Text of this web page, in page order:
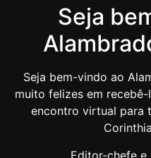
Seja
Seja bem-vindo ao
muito felizes em
encontro virtual para
Editor-chefe